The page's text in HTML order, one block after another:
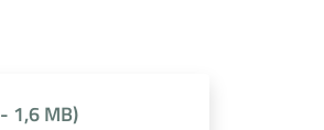
- 1,6 MB)